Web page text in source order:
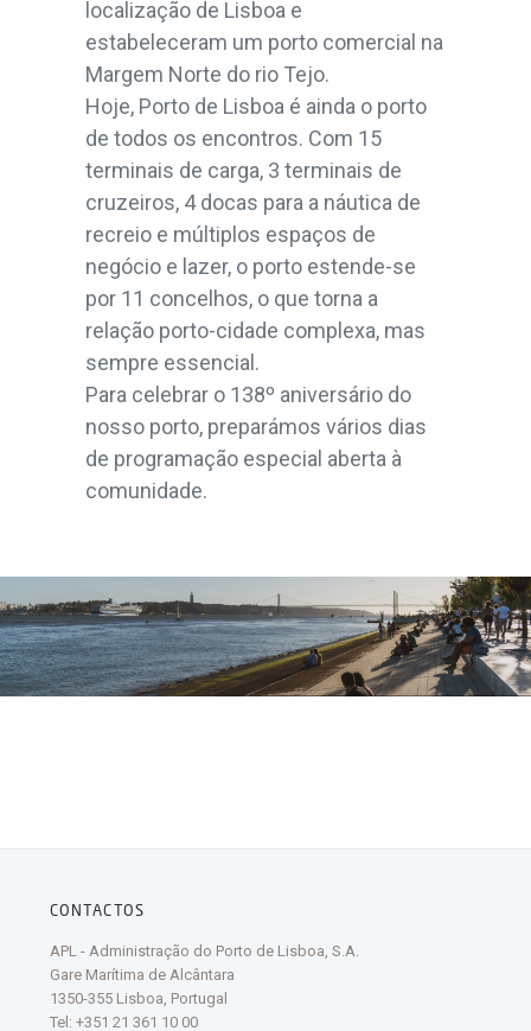
localização de Lisboa e
estabeleceram um porto comercial na
Margem Norte do rio Tejo.
Hoje, Porto de Lisboa é ainda o porto
de todos os encontros. Com 15
terminais de carga, 3 terminais de
cruzeiros, 4 docas para a náutica de
recreio e múltiplos espaços de
negócio e lazer, o porto estende-se
por 11 concelhos, o que torna a
relação porto-cidade complexa, mas
sempre essencial.
Para celebrar o 138º aniversário do
nosso porto, preparámos vários dias
de programação especial aberta à
comunidade.
CONTACTOS
APL - Administração do Porto de Lisboa, S.A.
Gare Marítima de Alcântara
1350-355 Lisboa, Portugal
Tel: +351 21 361 10 00